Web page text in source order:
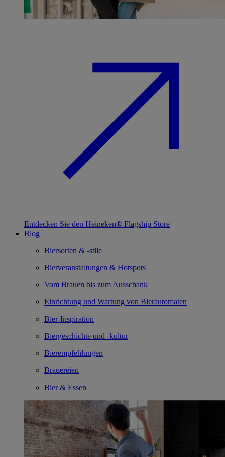
Entdecken Sie den Heineken® Flagship Store
Blog
Biersorten & -stile
Bierveranstaltungen & Hotspots
Vom Brauen bis zum Ausschank
Einrichtung und Wartung von Bierautomaten
Bier-Inspiration
Biergeschichte und -kultur
Bierempfehlungen
Brauereien
Bier & Essen